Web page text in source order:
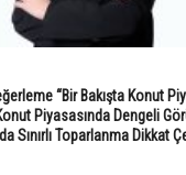
“Bir Bakışta Konut
Konut Piyasasında Dengeli
Sınırlı Toparlanma Dikkat